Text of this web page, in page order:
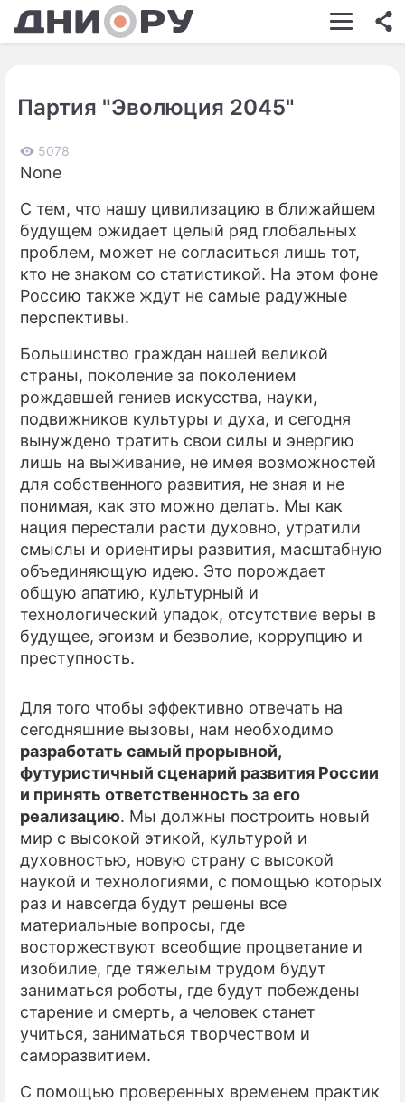
ШОУ-БИЗНЕС
КИНО
ЭКОНОМИКА
ПРОИСШЕСТВИЯ
СОННИК
СЕРИАЛЫ
ИГРЫ
ПРЕСС-РЕЛИЗЫ
О ПРОЕКТЕ
Партия "Эволюция 2045"
5078
None
С тем, что нашу цивилизацию в ближайшем
будущем ожидает целый ряд глобальных
проблем, может не согласиться лишь тот,
кто не знаком со статистикой. На этом фоне
Россию также ждут не самые радужные
перспективы.
Большинство граждан нашей великой
страны, поколение за поколением
рождавшей гениев искусства, науки,
подвижников культуры и духа, и сегодня
вынуждено тратить свои силы и энергию
лишь на выживание, не имея возможностей
для собственного развития, не зная и не
понимая, как это можно делать. Мы как
нация перестали расти духовно, утратили
смыслы и ориентиры развития, масштабную
объединяющую идею. Это порождает
общую апатию, культурный и
технологический упадок, отсутствие веры в
будущее, эгоизм и безволие, коррупцию и
преступность.
Для того чтобы эффективно отвечать на
сегодняшние вызовы, нам необходимо
разработать самый прорывной,
футуристичный сценарий развития России
и принять ответственность за его
реализацию. Мы должны построить новый
мир с высокой этикой, культурой и
духовностью, новую страну с высокой
наукой и технологиями, с помощью которых
раз и навсегда будут решены все
материальные вопросы, где
восторжествуют всеобщие процветание и
изобилие, где тяжелым трудом будут
заниматься роботы, где будут побеждены
старение и смерть, а человек станет
учиться, заниматься творчеством и
саморазвитием.
С помощью проверенных временем практик